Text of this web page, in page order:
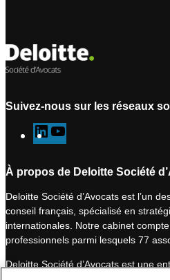
Suivez-nous sur les réseaux
L
i
k
e
d
I
n
o
T
u
b
e
À propos de Deloitte Société
Deloitte Société d’Avocats est l’un
conseil français, spécialisé en
internationales. Notre cabinet
professionnels parmi lesquels 77
Deloitte Société d’Avocats est une